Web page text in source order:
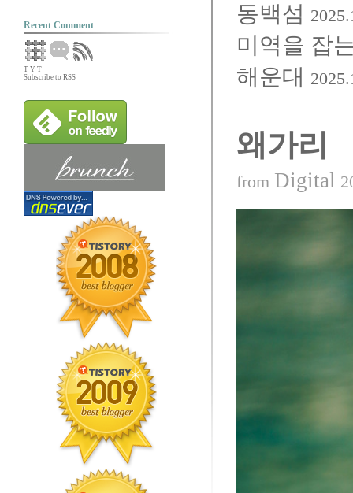
Recent Comment
T Y T
Subscribe to RSS
동백섬
미역을 잡
해운대
왜가리
from Digital